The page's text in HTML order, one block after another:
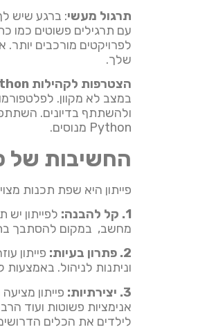
תרגול מעשי: ברגע שיש
עם תרגילים פשוטים כמו
שלך.
הצטרפות לקהילות Python
Python מנוסים.
החשיבות של
פייתון היא שפת תכנות
1. קל להבנה:
לפייתון
מחשב, במקום להסתבך
2. פתרון בעיות:
פייתון
וניתנות לניהול.
3. יצירתיות:
לילדים את הכלים